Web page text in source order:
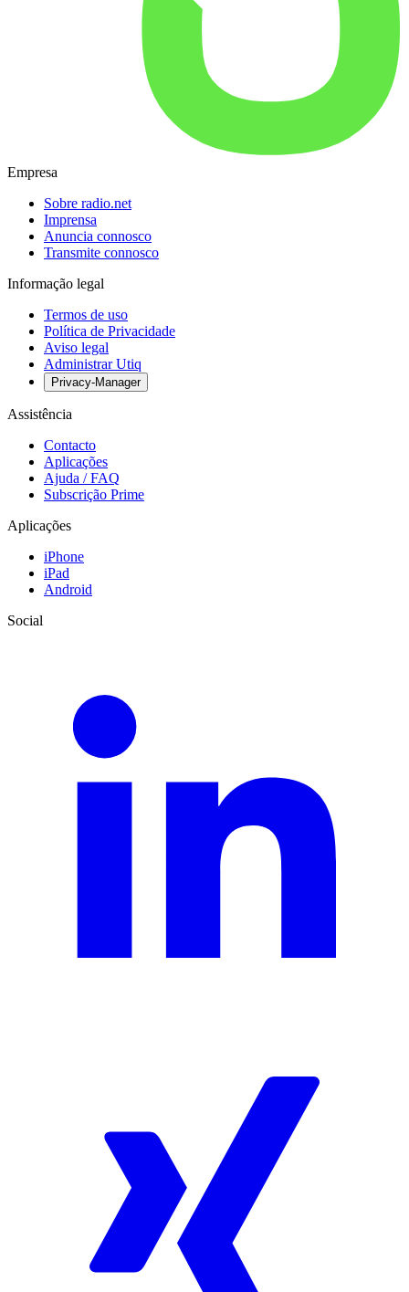
Empresa
Sobre radio.net
Imprensa
Anuncia connosco
Transmite connosco
Informação legal
Termos de uso
Política de Privacidade
Aviso legal
Administrar Utiq
Privacy-Manager
Assistência
Contacto
Aplicações
Ajuda / FAQ
Subscrição Prime
Aplicações
iPhone
iPad
Android
Social